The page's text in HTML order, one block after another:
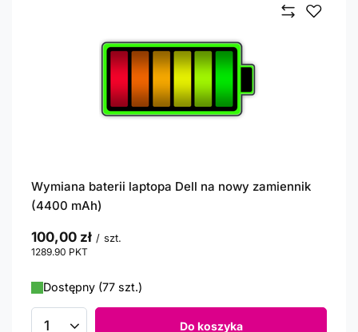
Wymiana baterii laptopa Dell na nowy zamiennik
(4400 mAh)
100,00 zł / szt.
1289.90 PKT
Dostępny (77 szt.)
Do koszyka